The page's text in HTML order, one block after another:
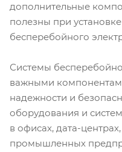
дополнительные
полезны при
бесперебойного
Системы
важными
надежности и
оборудования и
в офисах, дата-
промышленных